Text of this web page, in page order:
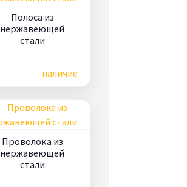
Полоса из
нержавеющей
стали
наличие
Проволока из
нержавеющей
стали